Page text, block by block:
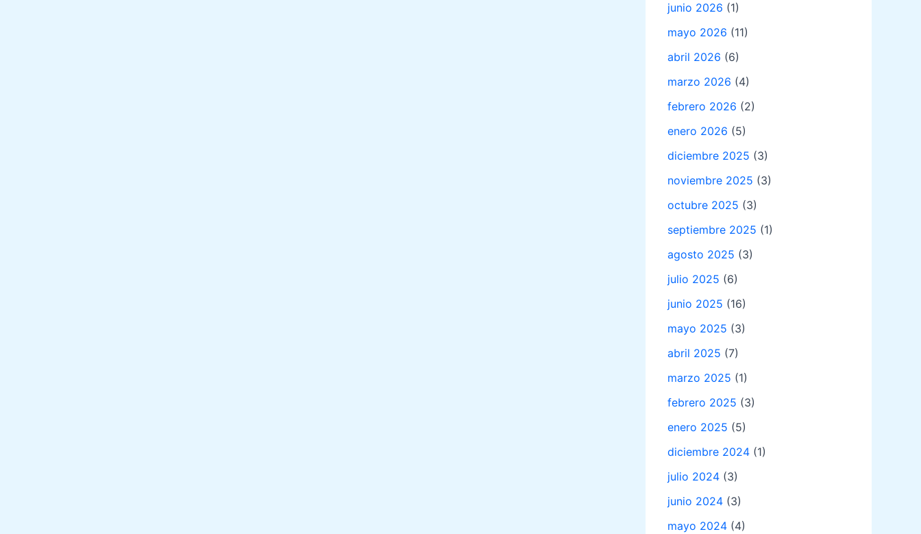
junio 2026 (1)
mayo 2026 (11)
abril 2026 (6)
marzo 2026 (4)
febrero 2026 (2)
enero 2026 (5)
diciembre 2025 (3)
noviembre 2025 (3)
octubre 2025 (3)
septiembre 2025 (1)
agosto 2025 (3)
julio 2025 (6)
junio 2025 (16)
mayo 2025 (3)
abril 2025 (7)
marzo 2025 (1)
febrero 2025 (3)
enero 2025 (5)
diciembre 2024 (1)
julio 2024 (3)
junio 2024 (3)
mayo 2024 (4)